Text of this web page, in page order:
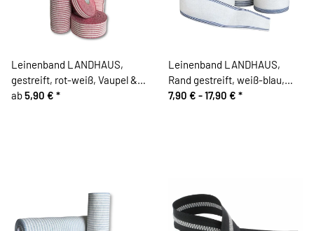
Leinenband LANDHAUS,
gestreift, rot-weiß, Vaupel &
Heilenbeck
ab5,90 € *
Leinenband LANDHAUS,
Rand gestreift, weiß-blau,
Vaupel & Heilenbeck
7,90 € -17,90 € *